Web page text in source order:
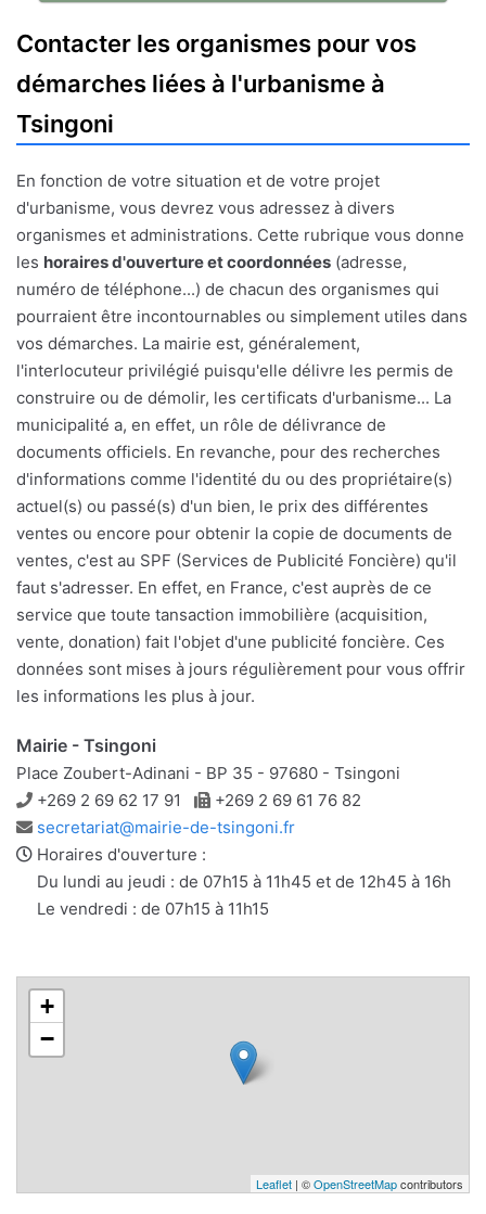
Contacter les organismes pour vos
démarches liées à l'urbanisme à
Tsingoni
En fonction de votre situation et de votre projet
d'urbanisme, vous devrez vous adressez à divers
organismes et administrations. Cette rubrique vous donne
les horaires d'ouverture et coordonnées (adresse,
numéro de téléphone...) de chacun des organismes qui
pourraient être incontournables ou simplement utiles dans
vos démarches. La mairie est, généralement,
l'interlocuteur privilégié puisqu'elle délivre les permis de
construire ou de démolir, les certificats d'urbanisme... La
municipalité a, en effet, un rôle de délivrance de
documents officiels. En revanche, pour des recherches
d'informations comme l'identité du ou des propriétaire(s)
actuel(s) ou passé(s) d'un bien, le prix des différentes
ventes ou encore pour obtenir la copie de documents de
ventes, c'est au SPF (Services de Publicité Foncière) qu'il
faut s'adresser. En effet, en France, c'est auprès de ce
service que toute tansaction immobilière (acquisition,
vente, donation) fait l'objet d'une publicité foncière. Ces
données sont mises à jours régulièrement pour vous offrir
les informations les plus à jour.
Mairie - Tsingoni
Place Zoubert-Adinani - BP 35 - 97680 - Tsingoni
Téléphone
+269 2 69 62 17 91 Télécopie
+269 2 69 61 76 82
Adresse
e-
mail
secretariat@mairie-de-tsingoni.fr
Horaires d'ouverture :
Du lundi au jeudi : de 07h15 à 11h45 et de 12h45 à 16h
Le vendredi : de 07h15 à 11h15
+
−
Leaflet | ©OpenStreetMapcontributors